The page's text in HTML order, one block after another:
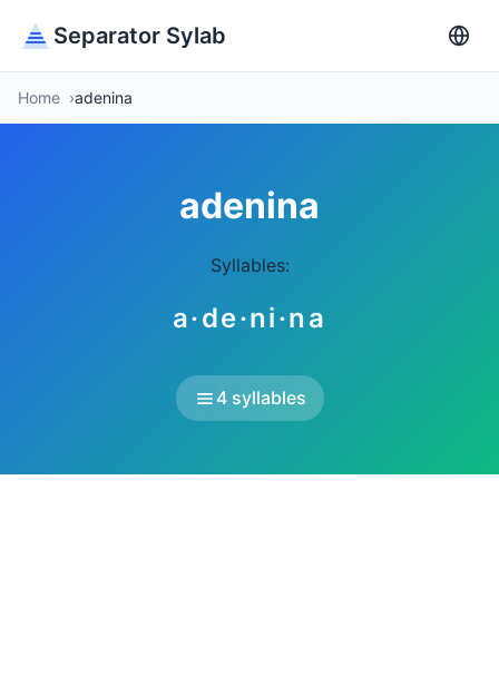
Separator Sylab
Home adenina
adenina
Syllables:
a·de·ni·na
4 syllables